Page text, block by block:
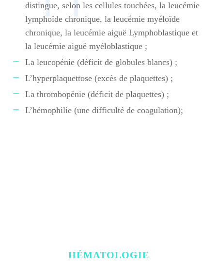
distingue, selon les cellules touchées, la leucémie
lymphoïde chronique, la leucémie myéloïde
chronique, la leucémie aiguë Lymphoblastique et
la leucémie aiguë myéloblastique ;
La leucopénie (déficit de globules blancs) ;
L’hyperplaquettose (excès de plaquettes) ;
La thrombopénie (déficit de plaquettes) ;
L’hémophilie (une difficulté de coagulation);
HÉMATOLOGIE